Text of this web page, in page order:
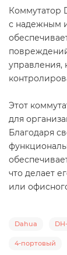
Коммутатор
с надежным
управления,
Этот
для
Благодаря
что делает
или
Dahua
4-портовый